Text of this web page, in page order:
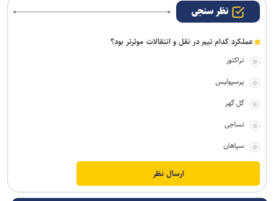
نظر سنجی
عملکرد کدام تیم در نقل و انتقالات موثرتر بود؟
تراکتور
پرسپولیس
گل گهر
نساجی
سپاهان